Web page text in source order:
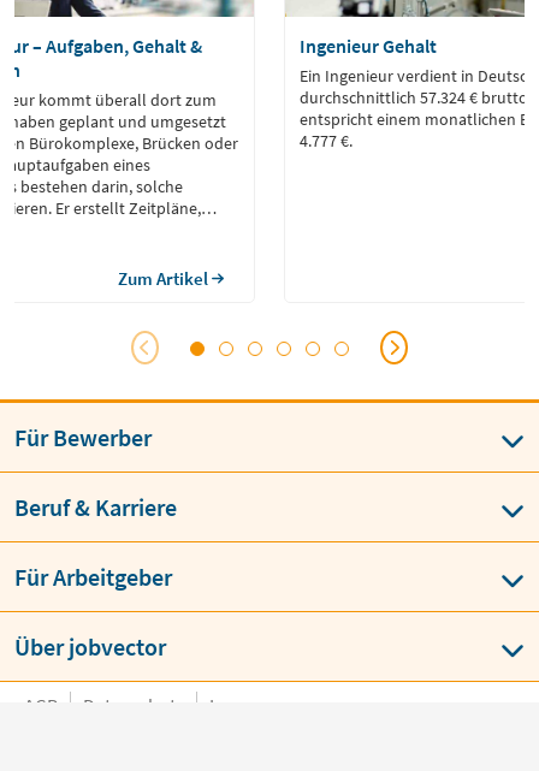
– Aufgaben, Gehalt &
kommt überall dort zum
geplant und umgesetzt
Bürokomplexe, Brücken oder
eines
bestehen darin, solche
Er erstellt Zeitpläne,
wird in der Regel
Zum Artikel
Ingenieur Gehalt
Ein Ingenieur verdient in
durchschnittlich 57.324 € brutto
entspricht einem monatlichen
4.777 €.
Für Bewerber
Beruf & Karriere
Für Arbeitgeber
Über jobvector
AGB Datenschutz Impressum